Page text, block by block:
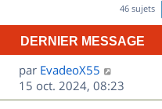
46 sujets
DERNIER MESSAGE
D
e
r
par EvadeoX55
15 oct. 2024, 08:23